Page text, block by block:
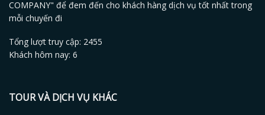
COMPANY" để đem đến cho khách hàng dịch vụ tốt nhất trong
mỗi chuyến đi
Tổng lượt truy cập: 2455
Khách hôm nay: 6
TOUR VÀ DỊCH VỤ KHÁC